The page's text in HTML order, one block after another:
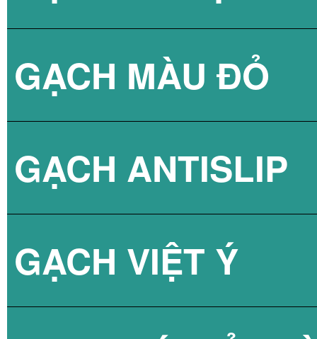
BÌNH NÓNG
BÌNH NÓNG
BÌNH NÓNG
GẠCH NPG
GẠCH MÀU ĐỎ
GẠCH ANTISLIP
GẠCH VIỆT Ý